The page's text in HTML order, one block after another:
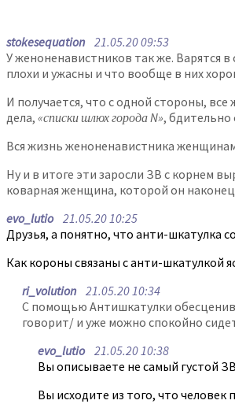
stokesequation21.05.20 09:53
У женоненавистников так же. Варятся
плохи и ужасны и что вообще в них
И получается, что с одной стороны,
дела, «списки шлюх города N», бдительно
Вся жизнь женоненавистника
Ну и в итоге эти заросли ЗВ с корнем
коварная женщина, которой он
evo_lutio21.05.20 10:25
Друзья, а понятно, что анти-шкатулка
Как короны связаны с анти-шкатулкой
ri_volution21.05.20 10:34
С помощью Антишкатулки
говорит/ и уже можно спокойно
evo_lutio21.05.20 10:38
Вы описываете не самый густой
Вы исходите из того, что человек